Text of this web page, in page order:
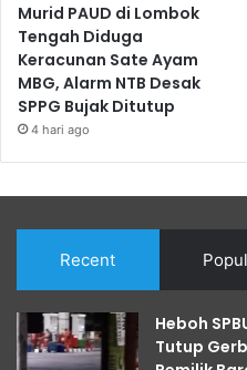
Murid PAUD di Lombok
Tengah Diduga
Keracunan Sate Ayam
MBG, Alarm NTB Desak
SPPG Bujak Ditutup
4 hari ago
Recent
Heboh
Tutup